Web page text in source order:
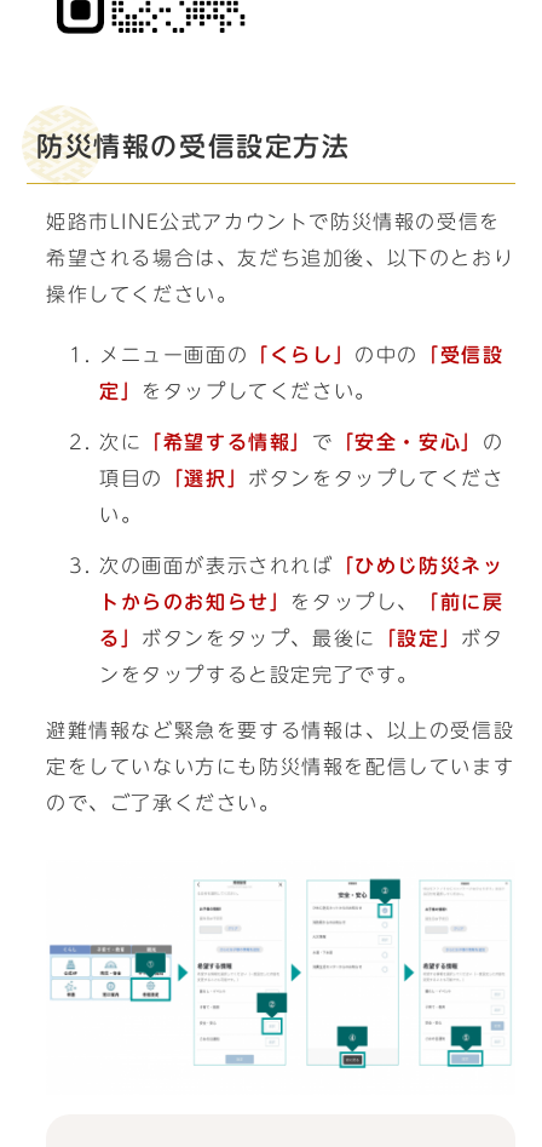
防災情報の受信設定方法
姫路市LINE公式アカウントで防災情報の受信を
希望される場合は、友だち追加後、以下のとおり
操作してください。
メニュー画面の 「くらし」 の中の
「受信設
定」
をタップしてください。
次に 「希望する情報」 で 「安全・安心」 の
項目の
「選択」 ボタンをタップしてくださ
い。
次の画面が表示されれば 「ひめじ防災ネッ
トからのお知らせ」 をタップし、
「前に戻
る」 ボタンをタップ、最後に 「設定」 ボタ
ンをタップすると設定完了です。
避難情報など緊急を要する情報は、以上の受信設
定をしていない方にも防災情報を配信しています
ので、ご了承ください。